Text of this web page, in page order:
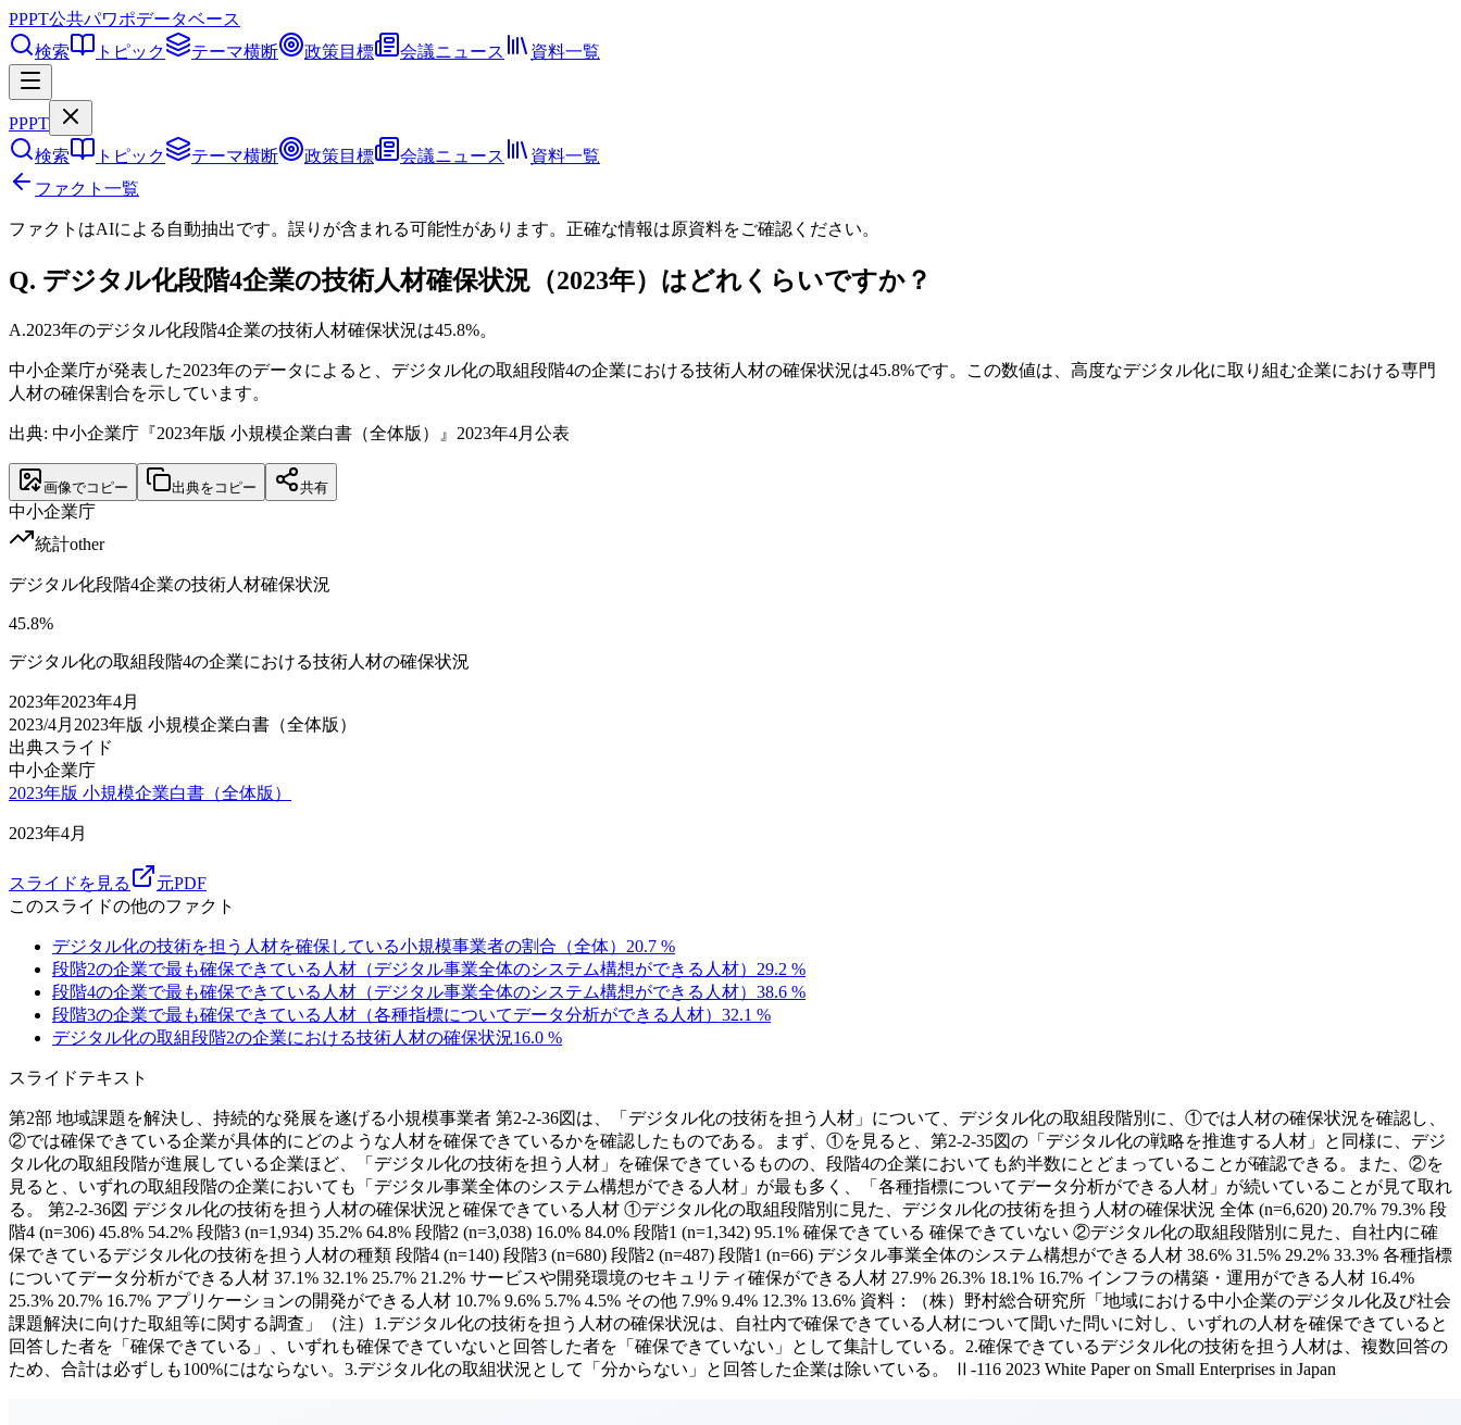
PPPT公共パワポデータベース
検索
トピック テーマ横断 政策目標 会議ニュース 資料一覧
PPPT
検索
トピック テーマ横断 政策目標 会議ニュース
資料一覧
ファクト一覧
ファクトはAIによる自動抽出です。誤りが含まれる可能性があります。正確な情報は原資料をご確認ください。
Q. デジタル化段階4企業の技術人材確保状況（2023年）はどれくらいですか？
A.2023年のデジタル化段階4企業の技術人材確保状況は45.8%。
中小企業庁が発表した2023年のデータによると、デジタル化の取組段階4の企業における技術人材の確保状況は45.8%です。この数値は、高度なデジタル化に取り組む企業における専門
人材の確保割合を示しています。
出典: 中小企業庁『2023年版 小規模企業白書（全体版）』2023年4月公表
画像でコピー 出典をコピー 共有
中小企業庁
統計other
デジタル化段階4企業の技術人材確保状況
45.8%
デジタル化の取組段階4の企業における技術人材の確保状況
2023年2023年4月
2023/4月 2023年版 小規模企業白書（全体版）
出典スライド
中小企業庁
2023年版 小規模企業白書（全体版）
2023年4月
スライドを見る
元PDF
このスライドの他のファクト
デジタル化の技術を担う人材を確保している小規模事業者の割合（全体） 20.7 %
段階2の企業で最も確保できている人材（デジタル事業全体のシステム構想ができる人材） 29.2 %
段階4の企業で最も確保できている人材（デジタル事業全体のシステム構想ができる人材） 38.6 %
段階3の企業で最も確保できている人材（各種指標についてデータ分析ができる人材） 32.1 %
デジタル化の取組段階2の企業における技術人材の確保状況16.0 %
スライドテキスト
第2部 地域課題を解決し、持続的な発展を遂げる小規模事業者 第2-2-36図は、「デジタル化の技術を担う人材」について、デジタル化の取組段階別に、①では人材の確保状況を確認し、
②では確保できている企業が具体的にどのような人材を確保できているかを確認したものである。まず、①を見ると、第2-2-35図の「デジタル化の戦略を推進する人材」と同様に、デジ
タル化の取組段階が進展している企業ほど、「デジタル化の技術を担う人材」を確保できているものの、段階4の企業においても約半数にとどまっていることが確認できる。また、②を
見ると、いずれの取組段階の企業においても「デジタル事業全体のシステム構想ができる人材」が最も多く、「各種指標についてデータ分析ができる人材」が続いていることが見て取れ
る。 第2-2-36図 デジタル化の技術を担う人材の確保状況と確保できている人材 ①デジタル化の取組段階別に見た、デジタル化の技術を担う人材の確保状況 全体 (n=6,620) 20.7% 79.3% 段
階4 (n=306) 45.8% 54.2% 段階3 (n=1,934) 35.2% 64.8% 段階2 (n=3,038) 16.0% 84.0% 段階1 (n=1,342) 95.1% 確保できている 確保できていない ②デジタル化の取組段階別に見た、自社内に確
保できているデジタル化の技術を担う人材の種類 段階4 (n=140) 段階3 (n=680) 段階2 (n=487) 段階1 (n=66) デジタル事業全体のシステム構想ができる人材 38.6% 31.5% 29.2% 33.3% 各種指標
についてデータ分析ができる人材 37.1% 32.1% 25.7% 21.2% サービスや開発環境のセキュリティ確保ができる人材 27.9% 26.3% 18.1% 16.7% インフラの構築・運用ができる人材 16.4%
25.3% 20.7% 16.7% アプリケーションの開発ができる人材 10.7% 9.6% 5.7% 4.5% その他 7.9% 9.4% 12.3% 13.6% 資料：（株）野村総合研究所「地域における中小企業のデジタル化及び社会
課題解決に向けた取組等に関する調査」（注）1.デジタル化の技術を担う人材の確保状況は、自社内で確保できている人材について聞いた問いに対し、いずれの人材を確保できていると
回答した者を「確保できている」、いずれも確保できていないと回答した者を「確保できていない」として集計している。2.確保できているデジタル化の技術を担う人材は、複数回答の
ため、合計は必ずしも100%にはならない。3.デジタル化の取組状況として「分からない」と回答した企業は除いている。 Ⅱ-116 2023 White Paper on Small Enterprises in Japan